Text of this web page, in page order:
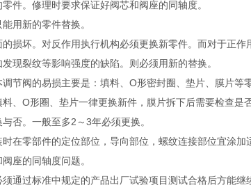
件。修理时要求保证好阀芯和阀座的同轴度。
新的零件替换。
坏。对反作用执行机构必须更换新零件。而对于正作
裂纹等影响强度的缺陷。则必须用新的替换。
的易损主要是：填料、O形密封圈、垫片、膜片等零
O形圈、垫片一律更换新件，膜片拆下后需要检查是
否。一般至多2～3年必须更换。
部件的定位部位，导向部位，螺纹连接部位宜涂加
座的同轴度问题。
过标准中规定的产品出厂试验项目测试合格后方能继